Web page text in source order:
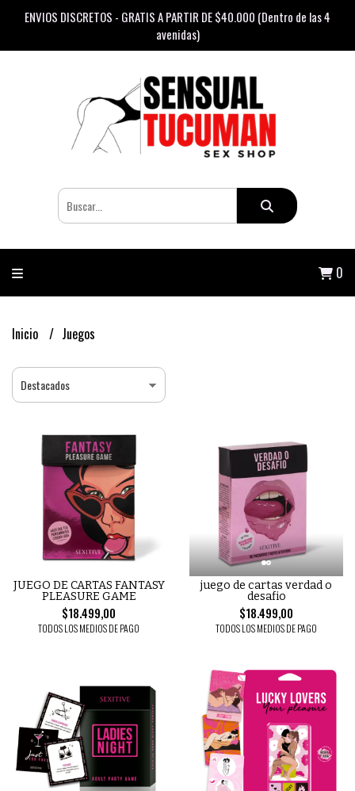
ENVIOS DISCRETOS - GRATIS A PARTIR DE $40.000 (Dentro de las 4
avenidas)
0
Inicio Juegos
JUEGO DE CARTAS FANTASY
PLEASURE GAME
$18.499,00
TODOS LOS MEDIOS DE PAGO
juego de cartas verdad o
desafio
$18.499,00
TODOS LOS MEDIOS DE PAGO